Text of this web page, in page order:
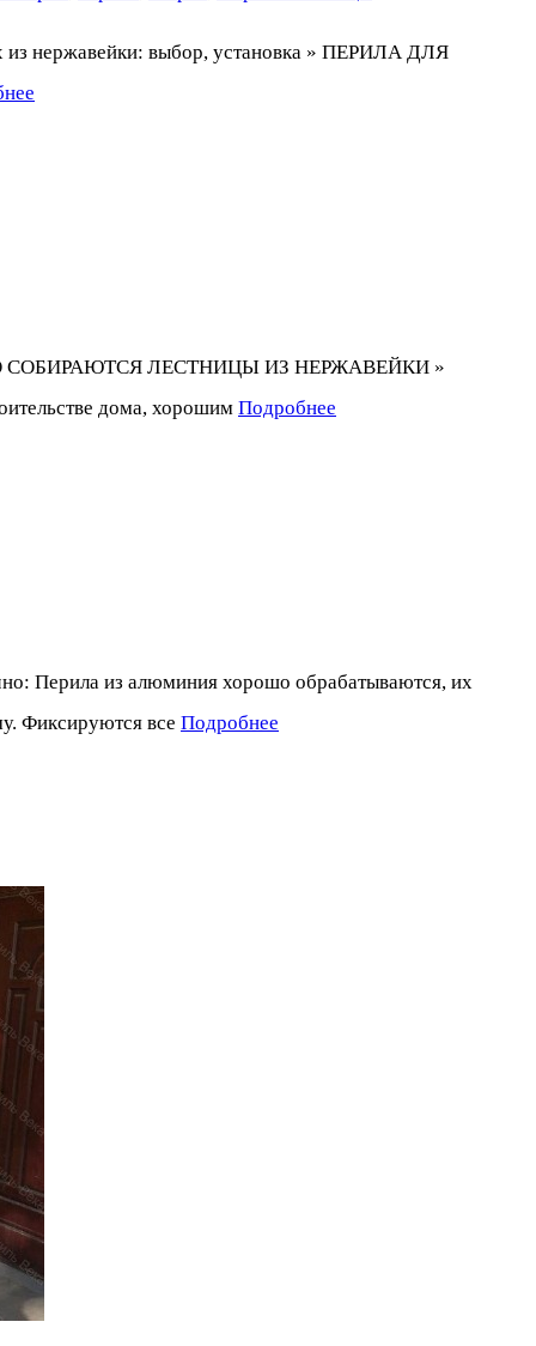
нержавейки: выбор, установка » ПЕРИЛА ДЛЯ
ЧЕГО СОБИРАЮТСЯ ЛЕСТНИЦЫ ИЗ НЕРЖАВЕЙКИ »
дома, хорошим Подробнее
Перила из алюминия хорошо обрабатываются, их
Фиксируются все Подробнее